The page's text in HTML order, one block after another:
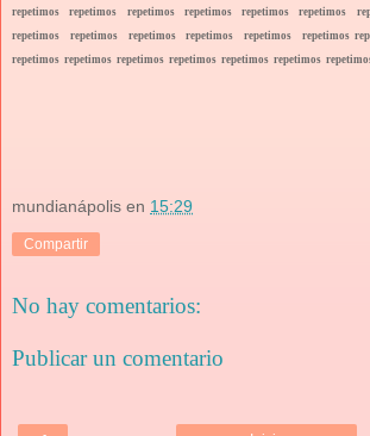
repetimos repetimos repetimos repetimos repetimos repetimos
repetimos repetimos repetimos repetimos repetimos repetimos
repetimos repetimos repetimos repetimos repetimos repetimos
mundianápolis en 15:29
Compartir
No hay comentarios:
Publicar un comentario